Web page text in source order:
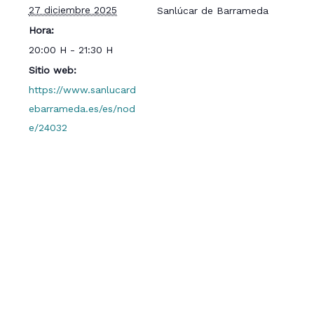
27 diciembre 2025
Hora:
20:00 H - 21:30 H
Sitio web:
https://www.sanlucard
ebarrameda.es/es/nod
e/24032
Sanlúcar de Barrameda